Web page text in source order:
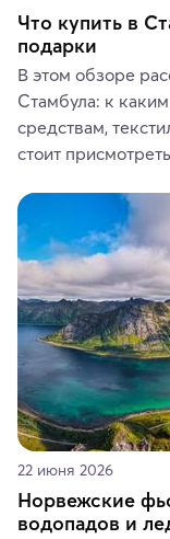
Что купить в
подарки
В этом обзоре
Стамбула: к
средствам,
стоит
керамики и
аутентичных
память о
22 июня 2026
Норвежские
водопадов и